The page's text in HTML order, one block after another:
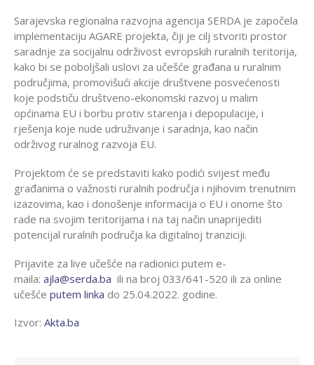
Sarajevska regionalna razvojna agencija SERDA je započela
implementaciju AGARE projekta, čiji je cilj stvoriti prostor
saradnje za socijalnu održivost evropskih ruralnih teritorija,
kako bi se poboljšali uslovi za učešće građana u ruralnim
područjima, promovišući akcije društvene posvećenosti
koje podstiču društveno-ekonomski razvoj u malim
općinama EU i borbu protiv starenja i depopulacije, i
rješenja koje nude udruživanje i saradnja, kao način
održivog ruralnog razvoja EU.
Projektom će se predstaviti kako podići svijest među
građanima o važnosti ruralnih područja i njihovim trenutnim
izazovima, kao i donošenje informacija o EU i onome što
rade na svojim teritorijama i na taj način unaprijediti
potencijal ruralnih područja ka digitalnoj tranziciji.
Prijavite za live učešće na radionici putem e-
maila: ajla@serda.ba ili na broj 033/641-520 ili za online
učešće putem linka do 25.04.2022. godine.
Izvor: Akta.ba